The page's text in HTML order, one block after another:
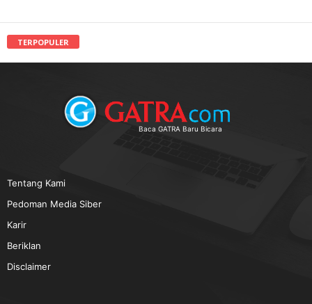
TERPOPULER
Baca GATRA Baru Bicara
Tentang Kami
Pedoman Media Siber
Karir
Beriklan
Disclaimer